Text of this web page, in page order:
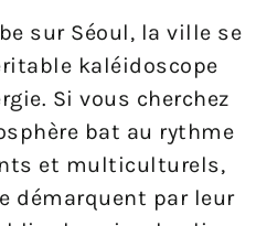
sur Séoul, la ville se
kaléidoscope
Si vous cherchez
bat au rythme
et multiculturels,
démarquent par leur